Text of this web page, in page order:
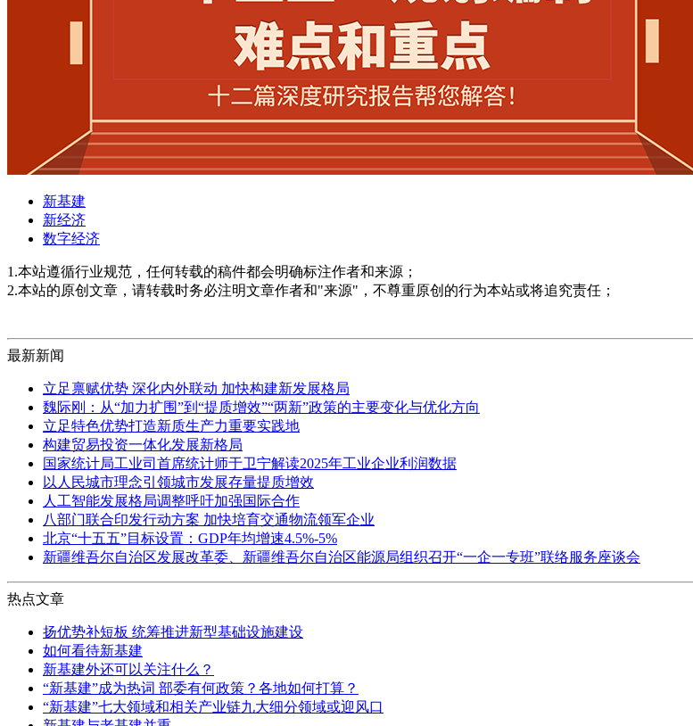
新基建
新经济
数字经济
1.本站遵循行业规范，任何转载的稿件都会明确标注作者和来源；
2.本站的原创文章，请转载时务必注明文章作者和"来源"，不尊重原创的行为本站或将追究责任；
最新新闻
立足禀赋优势 深化内外联动 加快构建新发展格局
魏际刚：从“加力扩围”到“提质增效”“两新”政策的主要变化与优化方向
立足特色优势打造新质生产力重要实践地
构建贸易投资一体化发展新格局
国家统计局工业司首席统计师于卫宁解读2025年工业企业利润数据
以人民城市理念引领城市发展存量提质增效
人工智能发展格局调整呼吁加强国际合作
八部门联合印发行动方案 加快培育交通物流领军企业
北京“十五五”目标设置：GDP年均增速4.5%-5%
新疆维吾尔自治区发展改革委、新疆维吾尔自治区能源局组织召开“一企一专班”联络服务座谈会
热点文章
扬优势补短板 统筹推进新型基础设施建设
如何看待新基建
新基建外还可以关注什么？
“新基建”成为热词 部委有何政策？各地如何打算？
“新基建”七大领域和相关产业链九大细分领域或迎风口